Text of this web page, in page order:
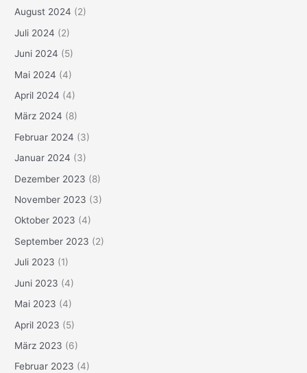
August 2024 (2)
Juli 2024 (2)
Juni 2024 (5)
Mai 2024 (4)
April 2024 (4)
März 2024 (8)
Februar 2024 (3)
Januar 2024 (3)
Dezember 2023 (8)
November 2023 (3)
Oktober 2023 (4)
September 2023 (2)
Juli 2023 (1)
Juni 2023 (4)
Mai 2023 (4)
April 2023 (5)
März 2023 (6)
Februar 2023 (4)